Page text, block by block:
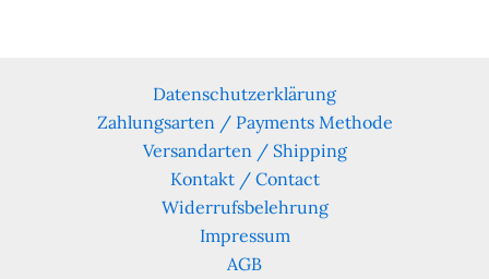
Datenschutzerklärung
Zahlungsarten / Payments Methode
Versandarten / Shipping
Kontakt / Contact
Widerrufsbelehrung
Impressum
AGB